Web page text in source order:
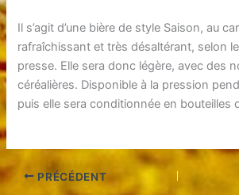
Il s’agit d’une bière de style Saison, au
rafraîchissant et très désaltérant, selon
presse. Elle sera donc légère, avec des
céréalières. Disponible à la pression
puis elle sera conditionnée en bouteilles
PRÉCÉDENT